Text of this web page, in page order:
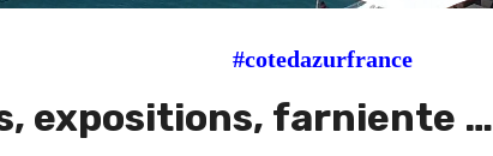
#cotedazurfrance
expositions, farniente …